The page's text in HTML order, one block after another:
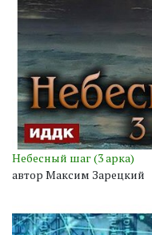
Небесный шаг (3 арка)
автор Максим Зарецкий